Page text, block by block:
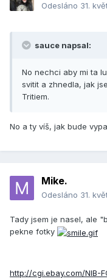
Odesláno 31.
sauce napsal:
No nechci aby mi ta
svitit a zhnedla, jak
Tritiem.
No a ty víš, jak bude
Mike.
Odesláno 31.
Tady jsem je nasel, ale
pekne fotky
http://cgi.ebay.com/NIB-